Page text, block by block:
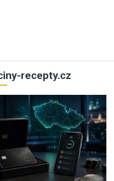
recepty.cz